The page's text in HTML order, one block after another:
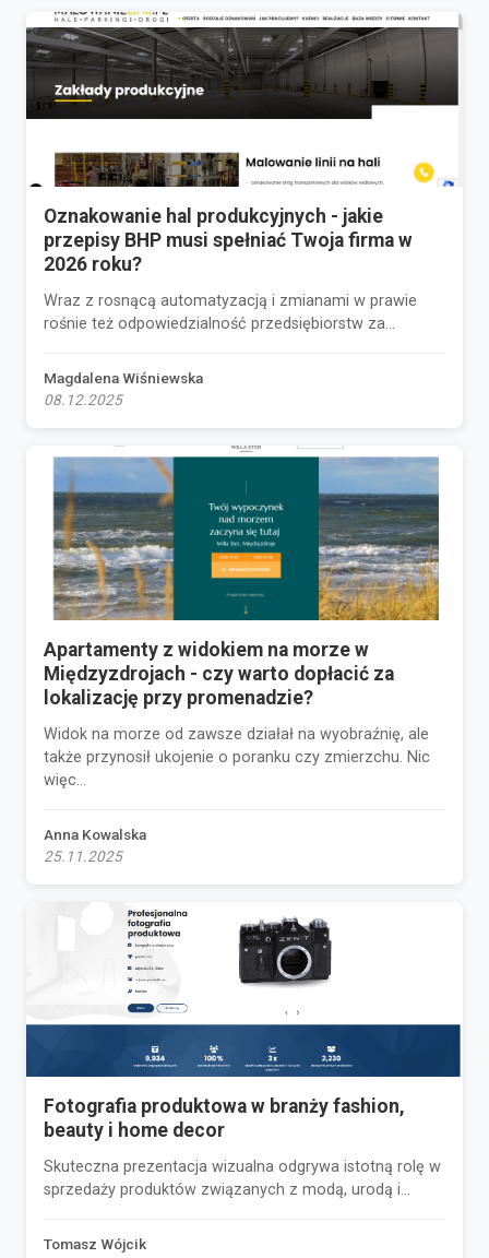
Oznakowanie hal produkcyjnych - jakie
przepisy BHP musi spełniać Twoja firma w
2026 roku?
Wraz z rosnącą automatyzacją i zmianami w prawie
rośnie też odpowiedzialność przedsiębiorstw za...
Magdalena Wiśniewska
08.12.2025
Apartamenty z widokiem na morze w
Międzyzdrojach - czy warto dopłacić za
lokalizację przy promenadzie?
Widok na morze od zawsze działał na wyobraźnię, ale
także przynosił ukojenie o poranku czy zmierzchu. Nic
więc...
Anna Kowalska
25.11.2025
Fotografia produktowa w branży fashion,
beauty i home decor
Skuteczna prezentacja wizualna odgrywa istotną rolę w
sprzedaży produktów związanych z modą, urodą i...
Tomasz Wójcik